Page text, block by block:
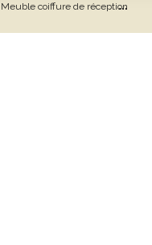
Meuble coiffure de réception